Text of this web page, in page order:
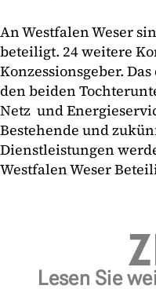
An Westfalen Weser
beteiligt. 24 weitere
Konzessionsgeber.
den beiden
Netz und
Bestehende und
Dienstleistungen
Westfalen Weser
Lesen Sie